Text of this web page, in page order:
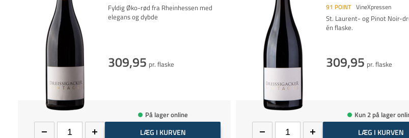
Fyldig Øko-rød fra Rheinhessen med
elegans og dybde
309,95 pr. flaske
På lager online
LÆG I KURVEN
91 POINT VineXpressen
St. Laurent- og Pinot Noir-
én flaske.
309,95 pr. flaske
Kun 2 på lager
LÆG I KURVEN